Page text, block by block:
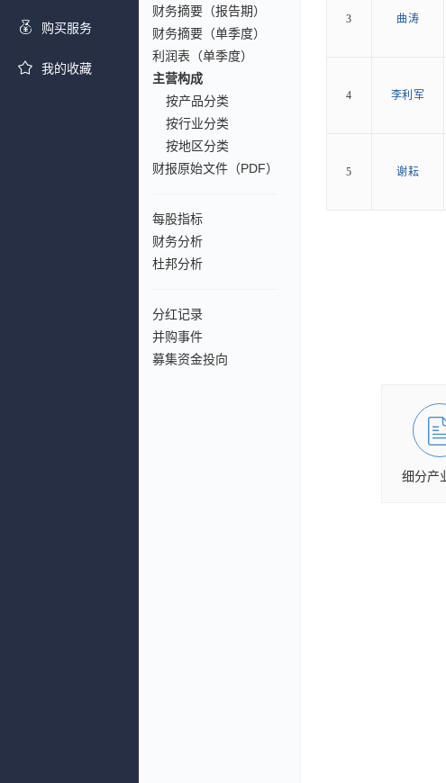
购买服务
我的收藏
财务摘要（报告期）
财务摘要（单季度）
利润表（单季度）
主营构成
按产品分类
按行业分类
按地区分类
财报原始文件（PDF）
每股指标
财务分析
杜邦分析
分红记录
并购事件
募集资金投向
3 曲涛
4 李利军
5 谢耘
细分产